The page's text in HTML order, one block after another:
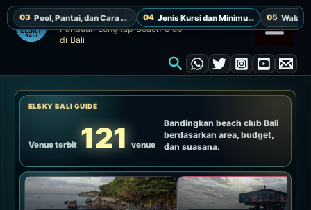
Lewati
ke
konten
ELSKY BALI
Panduan Lengkap Beach Club
di Bali
Cari
ELSKY BALI GUIDE
Venue terbit 121 venue
Bandingkan beach club Bali
berdasarkan area, budget,
dan suasana.